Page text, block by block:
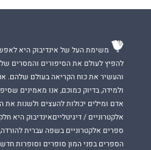
משימת העל של אינדיבוק היא
להפיץ לעולם את הסיפורים והמסרים
והעשיר את כוח הקריאה בעולם שלהם.
ולמידה, בדיוק כמוכם, אנו מאמינים
אדם ומילים יכולות להעצים ולשנות
אלקטרוניים / דיגיטלייםאינדיבוק היא
ספרים אלקטרוניים בשפה עברית
הספרים בפני המון סופרים וסופרות